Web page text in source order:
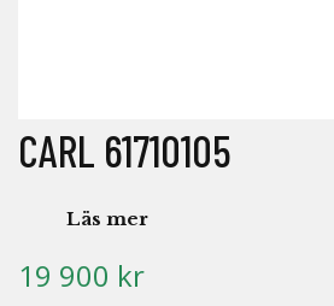
CARL 61710105
Läs mer
19 900 kr